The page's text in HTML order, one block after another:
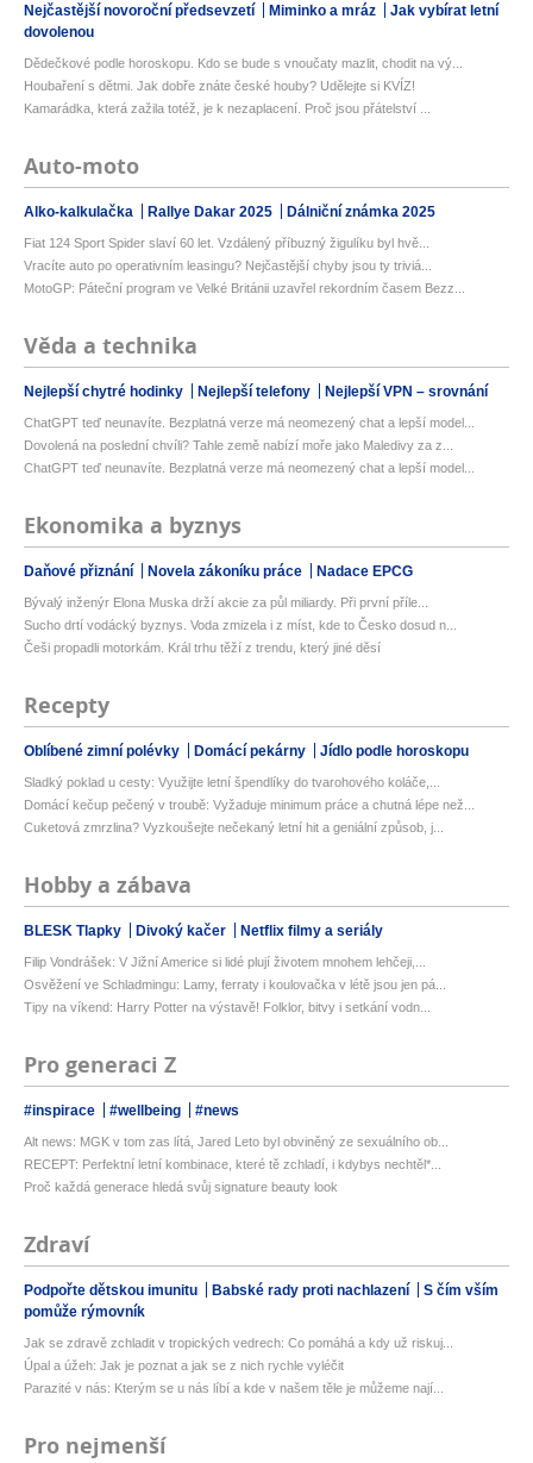
Nejčastější novoroční předsevzetí Miminko a mráz
Jak vybírat letní
dovolenou
Dědečkové podle horoskopu. Kdo se bude s vnoučaty mazlit, chodit na vý...
Houbaření s dětmi. Jak dobře znáte české houby? Udělejte si KVÍZ!
Kamarádka, která zažila totéž, je k nezaplacení. Proč jsou přátelství ...
Auto-moto
Alko-kalkulačka Rallye Dakar 2025 Dálniční známka 2025
Fiat 124 Sport Spider slaví 60 let. Vzdálený příbuzný žigulíku byl hvě...
Vracíte auto po operativním leasingu? Nejčastější chyby jsou ty triviá...
MotoGP: Páteční program ve Velké Británii uzavřel rekordním časem Bezz...
Věda a technika
Nejlepší chytré hodinky Nejlepší telefony Nejlepší VPN – srovnání
ChatGPT teď neunavíte. Bezplatná verze má neomezený chat a lepší model...
Dovolená na poslední chvíli? Tahle země nabízí moře jako Maledivy za z...
ChatGPT teď neunavíte. Bezplatná verze má neomezený chat a lepší model...
Ekonomika a byznys
Daňové přiznání Novela zákoníku práce Nadace EPCG
Bývalý inženýr Elona Muska drží akcie za půl miliardy. Při první příle...
Sucho drtí vodácký byznys. Voda zmizela i z míst, kde to Česko dosud n...
Češi propadli motorkám. Král trhu těží z trendu, který jiné děsí
Recepty
Oblíbené zimní polévky Domácí pekárny Jídlo podle horoskopu
Sladký poklad u cesty: Využijte letní špendlíky do tvarohového koláče,...
Domácí kečup pečený v troubě: Vyžaduje minimum práce a chutná lépe než...
Cuketová zmrzlina? Vyzkoušejte nečekaný letní hit a geniální způsob, j...
Hobby a zábava
BLESK Tlapky Divoký kačer Netflix filmy a seriály
Filip Vondrášek: V Jižní Americe si lidé plují životem mnohem lehčeji,...
Osvěžení ve Schladmingu: Lamy, ferraty i koulovačka v létě jsou jen pá...
Tipy na víkend: Harry Potter na výstavě! Folklor, bitvy i setkání vodn...
Pro generaci Z
#inspirace #wellbeing #news
Alt news: MGK v tom zas lítá, Jared Leto byl obviněný ze sexuálního ob...
RECEPT: Perfektní letní kombinace, které tě zchladí, i kdybys nechtěl*...
Proč každá generace hledá svůj signature beauty look
Zdraví
Podpořte dětskou imunitu Babské rady proti nachlazení
S čím vším
pomůže rýmovník
Jak se zdravě zchladit v tropických vedrech: Co pomáhá a kdy už riskuj...
Úpal a úžeh: Jak je poznat a jak se z nich rychle vyléčit
Parazité v nás: Kterým se u nás líbí a kde v našem těle je můžeme nají...
Pro nejmenší